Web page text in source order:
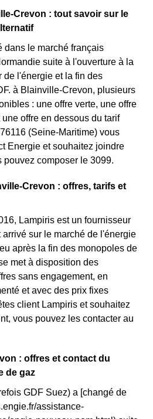
Crevon : tout savoir sur le
dans le marché français
suite à l'ouverture à la
de l'énergie et la fin des
à Blainville-Crevon, plusieurs
: une offre verte, une offre
offre en dessous du tarif
(Seine-Maritime) vous
Energie et souhaitez joindre
pouvez composer le 3099.
Crevon : offres, tarifs et
Lampiris est un fournisseur
sur le marché de l'énergie
après la fin des monopoles de
met à disposition des
sans engagement, en
et avec des prix fixes
client Lampiris et souhaitez
vous pouvez les contacter au
: offres et contact du
de gaz
GDF Suez) a [changé de
assistance-